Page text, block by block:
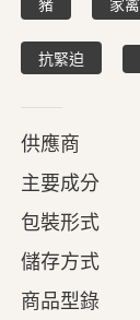
豬 家禽
抗緊迫
供應商
主要成分
包裝形式
儲存方式
商品型錄